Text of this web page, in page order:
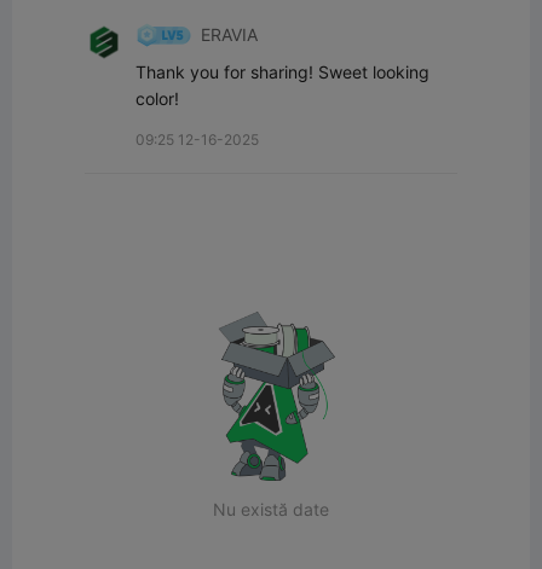
ERAVIA
Thank you for sharing! Sweet looking
color!
09:25 12-16-2025
Nu există date